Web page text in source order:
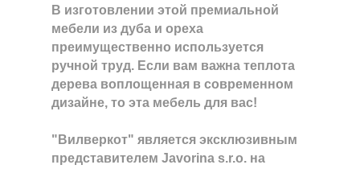
В изготовлении этой премиальной
мебели из дуба и ореха
преимущественно используется
ручной труд. Если вам важна теплота
дерева воплощенная в современном
дизайне, то эта мебель для вас!
"Вилверкот" является эксклюзивным
представителем Javorina s.r.o. на